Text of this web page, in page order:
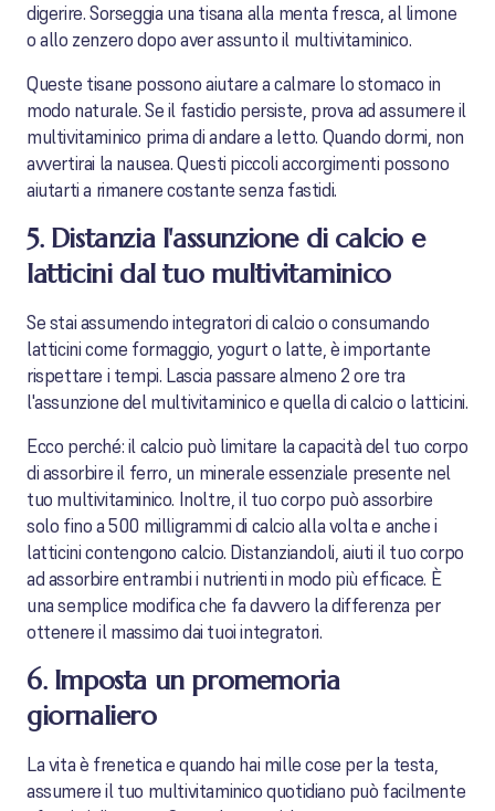
digerire. Sorseggia una tisana alla menta fresca, al limone
o allo zenzero dopo aver assunto il multivitaminico.
Queste tisane possono aiutare a calmare lo stomaco in
modo naturale. Se il fastidio persiste, prova ad assumere il
multivitaminico prima di andare a letto. Quando dormi, non
avvertirai la nausea. Questi piccoli accorgimenti possono
aiutarti a rimanere costante senza fastidi.
5. Distanzia l'assunzione di calcio e
latticini dal tuo multivitaminico
Se stai assumendo integratori di calcio o consumando
latticini come formaggio, yogurt o latte, è importante
rispettare i tempi. Lascia passare almeno 2 ore tra
l'assunzione del multivitaminico e quella di calcio o latticini.
Ecco perché: il calcio può limitare la capacità del tuo corpo
di assorbire il ferro, un minerale essenziale presente nel
tuo multivitaminico. Inoltre, il tuo corpo può assorbire
solo fino a 500 milligrammi di calcio alla volta e anche i
latticini contengono calcio. Distanziandoli, aiuti il tuo corpo
ad assorbire entrambi i nutrienti in modo più efficace. È
una semplice modifica che fa davvero la differenza per
ottenere il massimo dai tuoi integratori.
6. Imposta un promemoria
giornaliero
La vita è frenetica e quando hai mille cose per la testa,
assumere il tuo multivitaminico quotidiano può facilmente